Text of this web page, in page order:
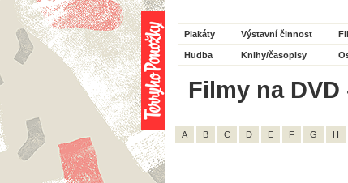
Plakáty Výstavní činnost
Hudba Knihy/časopisy
Filmy na
A B C D E F G H